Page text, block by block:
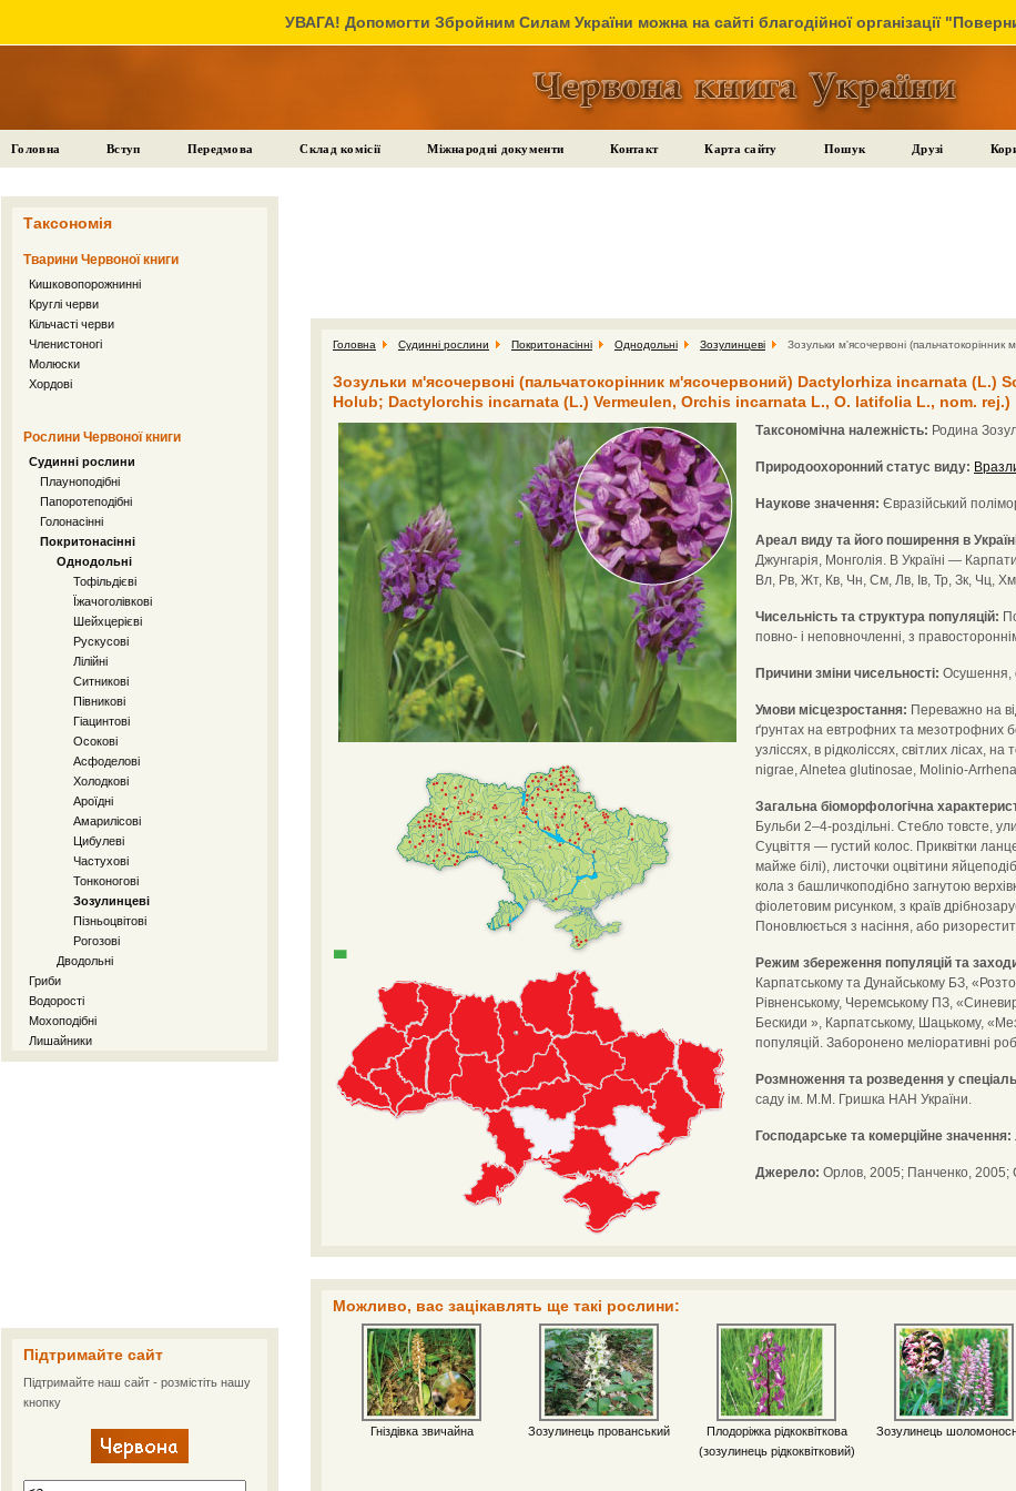
УВАГА! Допомогти Збройним Силам України можна на сайті благодійної організації
Головна Вступ Передмова Склад комісії Міжнародні документи Контакт Карта сайту Пошук Друзі
Таксономія
Тварини Червоної книги
Кишковопорожнинні
Круглі черви
Кільчасті черви
Членистоногі
Молюски
Хордові
Рослини Червоної книги
Судинні рослини
Плауноподібні
Папоротеподібні
Голонасінні
Покритонасінні
Однодольні
Тофільдієві
Їжачоголівкові
Шейхцерієві
Рускусові
Лілійні
Ситникові
Півникові
Гіацинтові
Осокові
Асфоделові
Холодкові
Ароїдні
Амарилісові
Цибулеві
Частухові
Тонконогові
Зозулинцеві
Пізньоцвітові
Рогозові
Дводольні
Гриби
Водорості
Мохоподібні
Лишайники
Підтримайте сайт
Підтримайте наш сайт - розмістіть нашу
кнопку
Головна Судинні рослини Покритонасінні Однодольні Зозулинцеві Зозульки м'ясочервоні (пальчатокорінник
Зозульки м'ясочервоні (пальчатокорінник м'ясочервоний) Dactylorhiza incarnata (L.)
Holub; Dactylorchis incarnata (L.) Vermeulen, Orchis incarnata L., O. latifolia L., nom. rej.)
Таксономічна належність: Родина
Природоохоронний статус виду:
Наукове значення: Євразійський
Ареал виду та його поширення в
Джунгарія, Монголія. В Україні —
Вл, Рв, Жт, Кв, Чн, См, Лв, Ів, Тр, Зк, Чц,
Чисельність та структура популяцій:
повно- і неповночленні, з
Причини зміни чисельності: Осушення,
Умови місцезростання: Переважно на
ґрунтах на евтрофних та мезотрофних
узліссях, в рідколіссях, світлих
nigrae, Alnetea glutinosae, Molinio-
Загальна біоморфологічна
Бульби 2–4-роздільні. Стебло товсте,
Суцвіття — густий колос. Приквітки
майже білі), листочки оцвітини
кола з башличкоподібно загнутою
фіолетовим рисунком, з країв
Поновлюється з насіння, або
Режим збереження популяцій та
Карпатському та Дунайському БЗ,
Рівненському, Черемському ПЗ,
Бескиди », Карпатському, Шацькому,
популяцій. Заборонено меліоративні
Розмноження та розведення у
саду ім. М.М. Гришка НАН України.
Господарське та комерційне значення:
Джерело: Орлов, 2005; Панченко, 2005;
Можливо, вас зацікавлять ще такі рослини:
Гніздівка звичайна Зозулинець прованський
Плодоріжка рідкоквіткова
(зозулинець рідкоквітковий)
Зозулинець